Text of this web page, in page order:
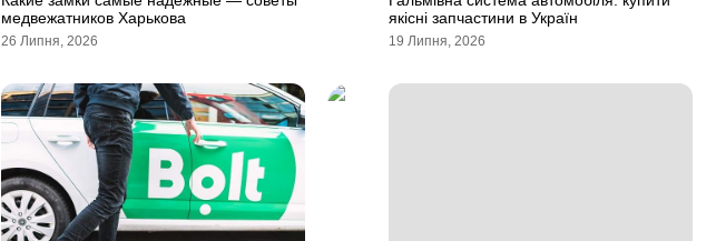
медвежатников Харькова
26 Липня, 2026
якісні запчастини в Україн
19 Липня, 2026